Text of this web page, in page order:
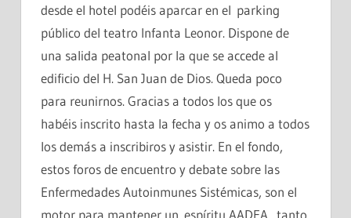
desde el hotel podéis aparcar en el parking
público del teatro Infanta Leonor. Dispone de
una salida peatonal por la que se accede al
edificio del H. San Juan de Dios. Queda poco
para reunirnos. Gracias a todos los que os
habéis inscrito hasta la fecha y os animo a todos
los demás a inscribiros y asistir. En el fondo,
estos foros de encuentro y debate sobre las
Enfermedades Autoinmunes Sistémicas, son el
motor para mantener un espíritu AADEA, tanto